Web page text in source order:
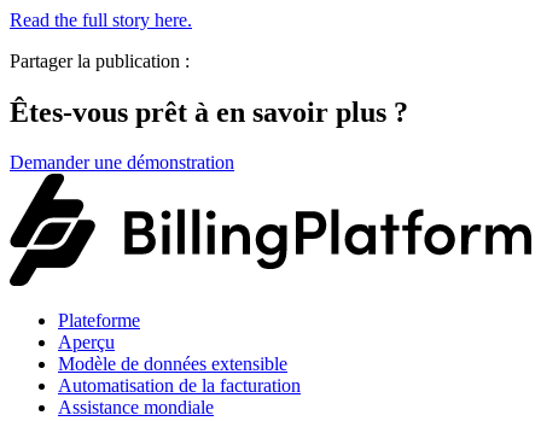
Read the full story here.
Partager la publication :
Êtes-vous prêt à en savoir plus ?
Demander une démonstration
Plateforme
Aperçu
Modèle de données extensible
Automatisation de la facturation
Assistance mondiale